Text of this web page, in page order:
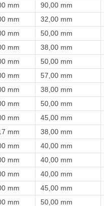
mm 90,00 mm
mm 32,00 mm
mm 50,00 mm
mm 38,00 mm
mm 50,00 mm
mm 57,00 mm
mm 38,00 mm
mm 50,00 mm
mm 45,00 mm
mm 38,00 mm
mm 40,00 mm
mm 40,00 mm
mm 40,00 mm
mm 45,00 mm
mm 50,00 mm